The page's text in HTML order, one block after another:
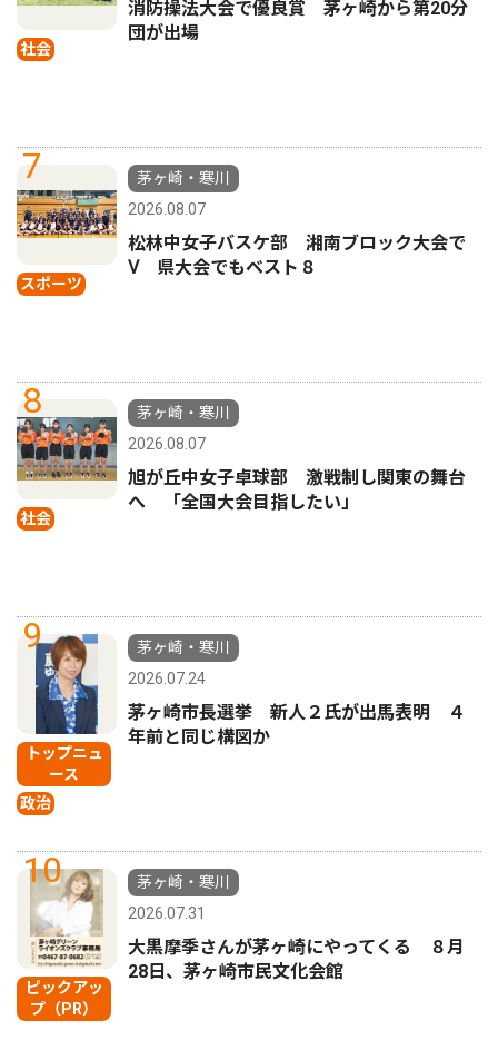
社会
消防操法大会で優良賞 茅ヶ崎から第20分
団が出場
7
スポーツ
茅ヶ崎・寒川
2026.08.07
松林中女子バスケ部 湘南ブロック大会で
Ⅴ 県大会でもベスト８
8
社会
茅ヶ崎・寒川
2026.08.07
旭が丘中女子卓球部 激戦制し関東の舞台
へ 「全国大会目指したい」
9
トップニュ
ース
政治
茅ヶ崎・寒川
2026.07.24
茅ヶ崎市長選挙 新人２氏が出馬表明 ４
年前と同じ構図か
10
ピックアッ
プ（PR）
茅ヶ崎・寒川
2026.07.31
大黒摩季さんが茅ヶ崎にやってくる ８月
28日、茅ヶ崎市民文化会館